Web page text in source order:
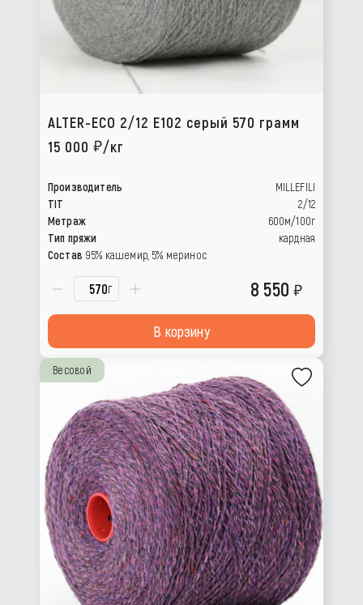
ALTER-ECO 2/12 E102 серый 570 грамм
15 000
/кг
Производитель
MILLEFILI
TIT
2/12
Метраж
600м/100г
Тип пряжи
кардная
Состав 95% кашемир, 5% меринос
г 8 550
В корзину
Весовой